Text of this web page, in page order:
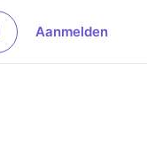
Aanmelden